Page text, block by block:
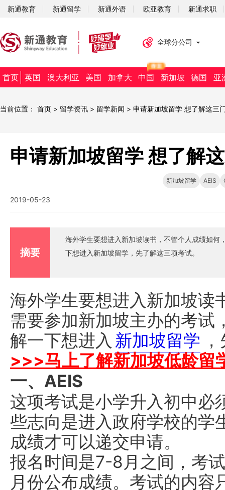
新通教育 新通留学 新通外语 欧亚教育 新通求职
全球分公司
首页 英国 澳大利亚 美国 加拿大 中国 新加坡 德国 亚
当前位置： 首页 > 留学资讯 > 留学新闻 > 申请新加坡留学 想了解这三
申请新加坡留学 想了解
新加坡留学 AEIS
2019-05-23
摘要
海外学生要想进入新加坡读书，不管个人成绩如
下想进入新加坡留学，先了解这三项考试。
海外学生要想进入新加坡读
需要参加新加坡主办的考试
解一下想进入 新加坡留学
>>>马上了解新加坡低龄留
一、AEIS
这项考试是小学升入初中必
些志向是进入政府学校的学
成绩才可以递交申请。
报名时间是7-8月之间，考
月份公布成绩。考试的内容